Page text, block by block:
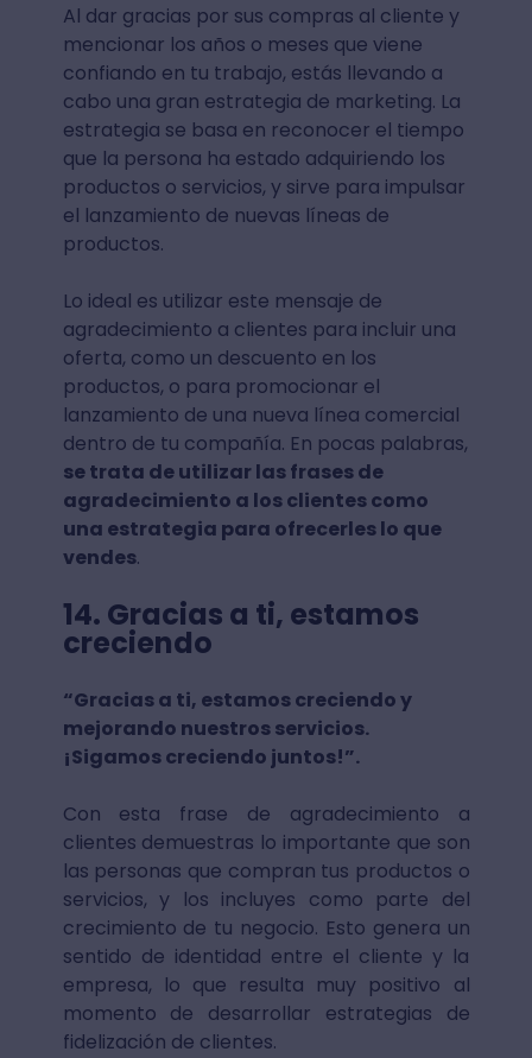
Al dar gracias por sus compras al cliente y
mencionar los años o meses que viene
confiando en tu trabajo, estás llevando a
cabo una gran estrategia de marketing. La
estrategia se basa en reconocer el tiempo
que la persona ha estado adquiriendo los
productos o servicios, y sirve para impulsar
el lanzamiento de nuevas líneas de
productos.
Lo ideal es utilizar este mensaje de
agradecimiento a clientes para incluir una
oferta, como un descuento en los
productos, o para promocionar el
lanzamiento de una nueva línea comercial
dentro de tu compañía. En pocas palabras,
se trata de utilizar las frases de
agradecimiento a los clientes como
una estrategia para ofrecerles lo que
vendes.
14. Gracias a ti, estamos
creciendo
“Gracias a ti, estamos creciendo y
mejorando nuestros servicios.
¡Sigamos creciendo juntos!”.
Con esta frase de agradecimiento a
clientes demuestras lo importante que son
las personas que compran tus productos o
servicios, y los incluyes como parte del
crecimiento de tu negocio. Esto genera un
sentido de identidad entre el cliente y la
empresa, lo que resulta muy positivo al
momento de desarrollar estrategias de
fidelización de clientes.